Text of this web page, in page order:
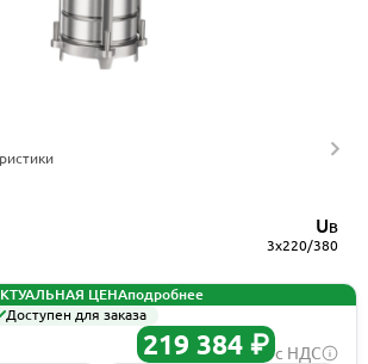
UВ
3x220/380
ЦЕНАподробнее
Доступен для заказа
219 384 ₽ с НДС